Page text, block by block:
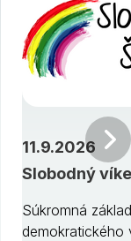
Slobodný
11.9.2026
Súkromná
demokratického